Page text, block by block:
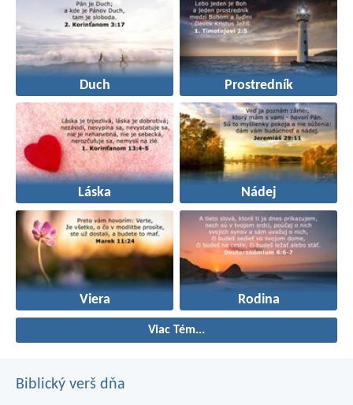
Duch Prostredník
Láska Nádej
Viera Rodina
Viac Tém...
Biblický verš dňa